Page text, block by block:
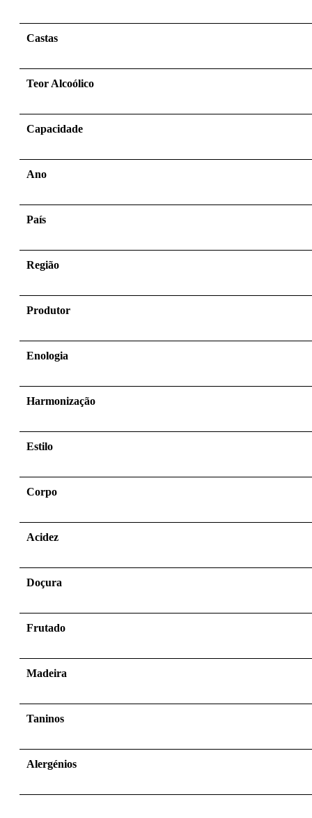
Castas
Teor Alcoólico
Capacidade
Ano
País
Região
Produtor
Enologia
Harmonização
Estilo
Corpo
Acidez
Doçura
Frutado
Madeira
Taninos
Alergénios